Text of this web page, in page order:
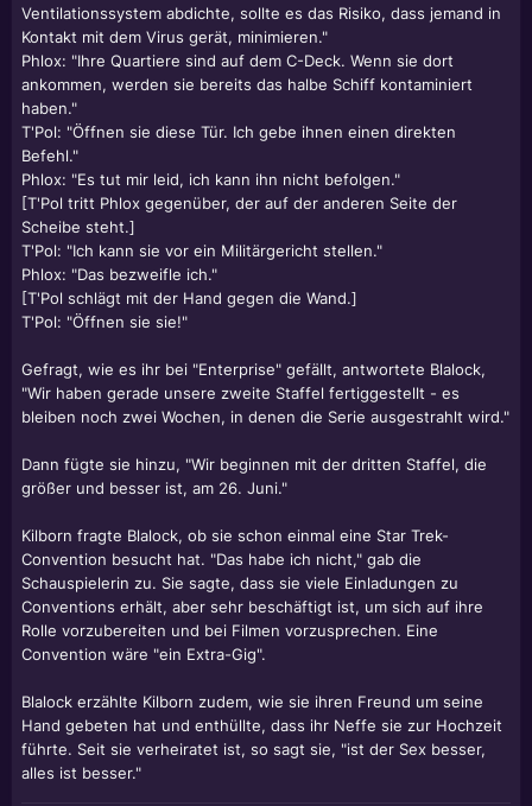
Ventilationssystem abdichte, sollte es das Risiko, dass jemand in
Kontakt mit dem Virus gerät, minimieren."
Phlox: "Ihre Quartiere sind auf dem C-Deck. Wenn sie dort
ankommen, werden sie bereits das halbe Schiff kontaminiert
haben."
T'Pol: "Öffnen sie diese Tür. Ich gebe ihnen einen direkten
Befehl."
Phlox: "Es tut mir leid, ich kann ihn nicht befolgen."
[T'Pol tritt Phlox gegenüber, der auf der anderen Seite der
Scheibe steht.]
T'Pol: "Ich kann sie vor ein Militärgericht stellen."
Phlox: "Das bezweifle ich."
[T'Pol schlägt mit der Hand gegen die Wand.]
T'Pol: "Öffnen sie sie!"
Gefragt, wie es ihr bei "Enterprise" gefällt, antwortete Blalock,
"Wir haben gerade unsere zweite Staffel fertiggestellt - es
bleiben noch zwei Wochen, in denen die Serie ausgestrahlt wird."
Dann fügte sie hinzu, "Wir beginnen mit der dritten Staffel, die
größer und besser ist, am 26. Juni."
Kilborn fragte Blalock, ob sie schon einmal eine Star Trek-
Convention besucht hat. "Das habe ich nicht," gab die
Schauspielerin zu. Sie sagte, dass sie viele Einladungen zu
Conventions erhält, aber sehr beschäftigt ist, um sich auf ihre
Rolle vorzubereiten und bei Filmen vorzusprechen. Eine
Convention wäre "ein Extra-Gig".
Blalock erzählte Kilborn zudem, wie sie ihren Freund um seine
Hand gebeten hat und enthüllte, dass ihr Neffe sie zur Hochzeit
führte. Seit sie verheiratet ist, so sagt sie, "ist der Sex besser,
alles ist besser."